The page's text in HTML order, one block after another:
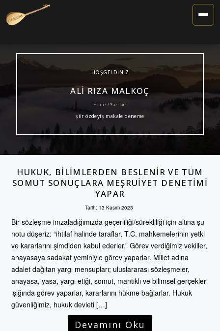
Toggle
HOŞGELDINIZ
ALI RIZA MALKOÇ
Home / Yazıları
şiir özdeyiş makale deneme
HUKUK, BILIMLERDEN BESLENIR VE TÜM
SOMUT SONUÇLARA MEŞRUIYET DENETIMI
YAPAR
Tarih: 13 Kasım 2023
Bir sözleşme imzaladığımızda geçerliliği/sürekliliği için altına şu
notu düşeriz: “ihtilaf halinde taraflar, T.C. mahkemelerinin yetki
ve kararlarını şimdiden kabul ederler.” Görev verdiğimiz vekiller,
anayasaya sadakat yeminiyle görev yaparlar. Millet adına
adalet dağıtan yargı mensupları; uluslararası sözleşmeler,
anayasa, yasa, yargı etiği, somut, mantıklı ve bilimsel gerçekler
ışığında görev yaparlar, kararlarını hükme bağlarlar. Hukuk
güvenliğimiz, hukuk devleti […]
Devamını Oku